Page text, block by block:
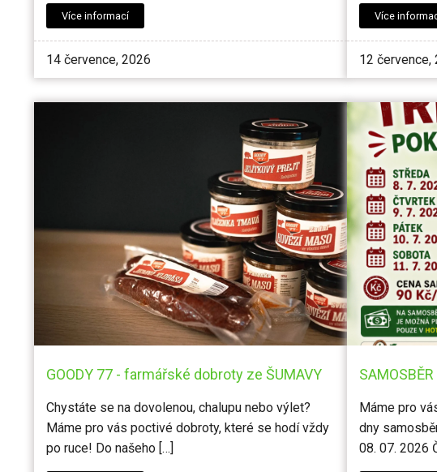
Více informací
14 července, 2026
Více
12 července,
GOODY 77 - farmářské dobroty ze ŠUMAVY
Chystáte se na dovolenou, chalupu nebo výlet?
Máme pro vás poctivé dobroty, které se hodí vždy
po ruce! Do našeho […]
Máme pro
dny
08. 07. 2026